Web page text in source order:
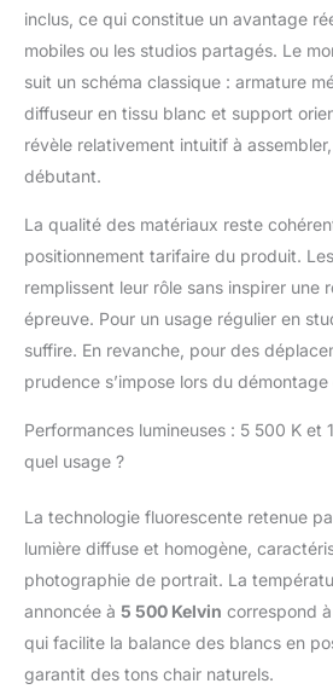
studio
à
n'importe
puisque
Douce】
des 3
digne
pro,trois
lampes
qui vous
box light
de très
& Solide
Photo
réglable
max 200
bonne
inclus, ce qui constitue un avantage
mobiles ou les studios partagés. Le
suit un schéma classique : armature
diffuseur en tissu blanc et support
révèle relativement intuitif à
débutant.
La qualité des matériaux reste
positionnement tarifaire du produit.
remplissent leur rôle sans inspirer une
épreuve. Pour un usage régulier en
suffire. En revanche, pour des
prudence s’impose lors du
Performances lumineuses : 5 500 K
quel usage ?
La technologie fluorescente retenue
lumière diffuse et homogène,
photographie de portrait. La
annoncée à 5 500 Kelvin correspond
qui facilite la balance des blancs en
garantit des tons chair naturels.